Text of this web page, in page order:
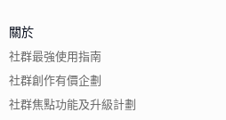
關於
社群最強使用指南
社群創作有價企劃
社群焦點功能及升級計劃